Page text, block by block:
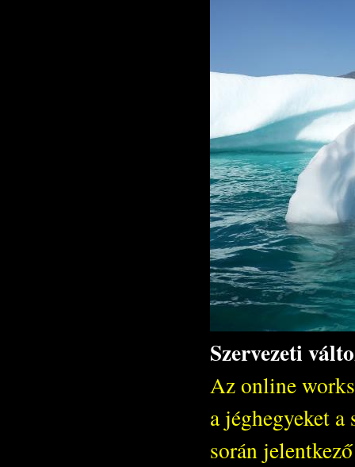
Szervezeti
Az online
a jéghegyeket
során